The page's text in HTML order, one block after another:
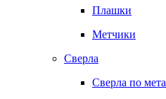
Плашки
Метчики
Сверла
Сверла по